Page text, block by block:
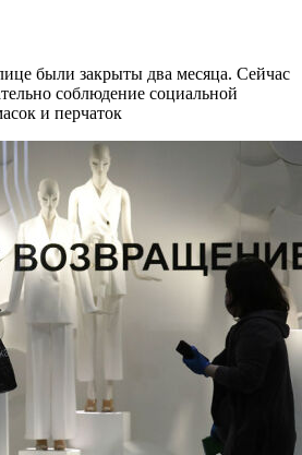
были закрыты два месяца. Сейчас
соблюдение социальной
и перчаток